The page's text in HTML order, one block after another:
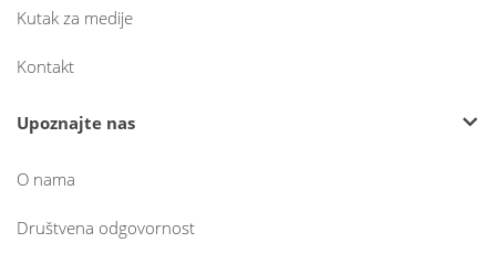
Kutak za medije
Kontakt
Upoznajte nas
O nama
Društvena odgovornost